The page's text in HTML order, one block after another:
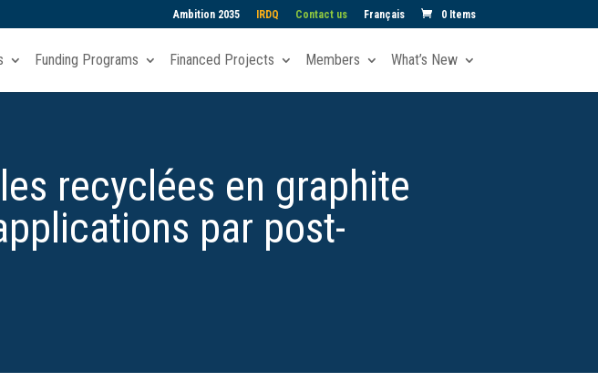
Ambition 2035 IRDQ Contact us Français 0 Items
Funding Programs Financed Projects Members What’s New
recyclées en graphite
par post-